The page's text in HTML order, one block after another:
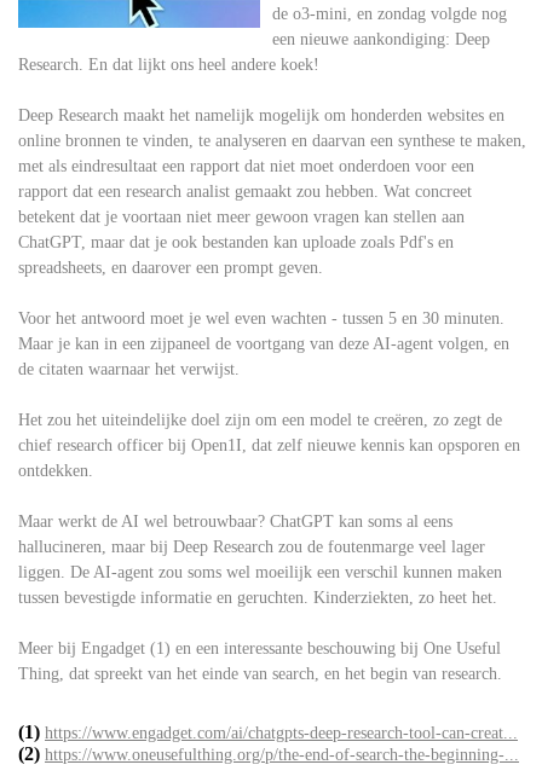
de o3-mini, en zondag volgde nog
een nieuwe aankondiging: Deep
Research. En dat lijkt ons heel andere koek!
Deep Research maakt het namelijk mogelijk om honderden websites en
online bronnen te vinden, te analyseren en daarvan een synthese te maken,
met als eindresultaat een rapport dat niet moet onderdoen voor een
rapport dat een research analist gemaakt zou hebben. Wat concreet
betekent dat je voortaan niet meer gewoon vragen kan stellen aan
ChatGPT, maar dat je ook bestanden kan uploade zoals Pdf's en
spreadsheets, en daarover een prompt geven.
Voor het antwoord moet je wel even wachten - tussen 5 en 30 minuten.
Maar je kan in een zijpaneel de voortgang van deze AI-agent volgen, en
de citaten waarnaar het verwijst.
Het zou het uiteindelijke doel zijn om een model te creëren, zo zegt de
chief research officer bij Open1I, dat zelf nieuwe kennis kan opsporen en
ontdekken.
Maar werkt de AI wel betrouwbaar? ChatGPT kan soms al eens
hallucineren, maar bij Deep Research zou de foutenmarge veel lager
liggen. De AI-agent zou soms wel moeilijk een verschil kunnen maken
tussen bevestigde informatie en geruchten. Kinderziekten, zo heet het.
Meer bij Engadget (1) en een interessante beschouwing bij One Useful
Thing, dat spreekt van het einde van search, en het begin van research.
(1) https://www.engadget.com/ai/chatgpts-deep-research-tool-can-creat...
(2) https://www.oneusefulthing.org/p/the-end-of-search-the-beginning-...